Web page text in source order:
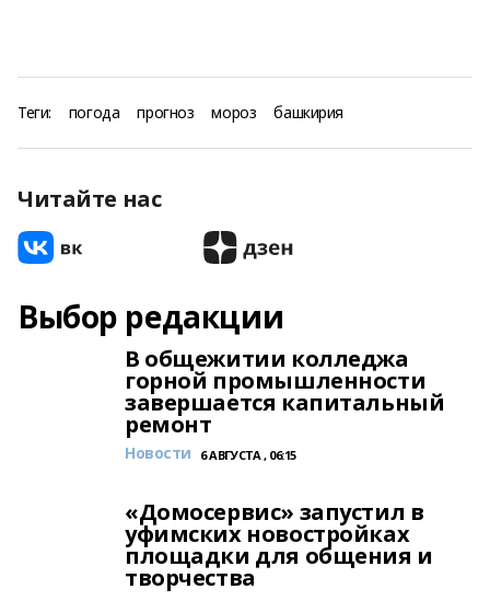
Теги: погода прогноз мороз башкирия
Читайте нас
Выбор редакции
В общежитии колледжа
горной промышленности
завершается капитальный
ремонт
Новости 6 АВГУСТА , 06:15
«Домосервис» запустил в
уфимских новостройках
площадки для общения и
творчества